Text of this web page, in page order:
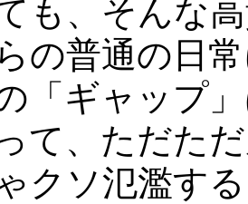
も、そんな
の普通の日
「ギャップ
て、ただた
クソ氾濫す